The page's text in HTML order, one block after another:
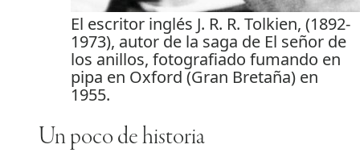
El escritor inglés J. R. R. Tolkien, (1892-
1973), autor de la saga de El señor de
los anillos, fotografiado fumando en
pipa en Oxford (Gran Bretaña) en
1955.
Un poco de historia